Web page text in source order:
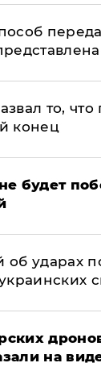
то,
конец
будет
об ударах
на